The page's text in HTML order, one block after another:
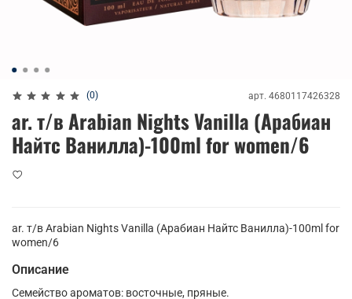
(0) арт. 4680117426328
ar. т/в Arabian Nights Vanilla (Арабиан
Найтс Ванилла)-100ml for women/6
ar. т/в Arabian Nights Vanilla (Арабиан Найтс Ванилла)-100ml for
women/6
Описание
Семейство ароматов: восточные, пряные.